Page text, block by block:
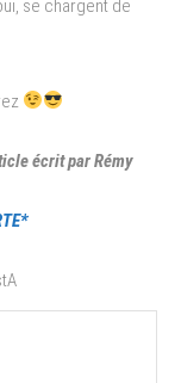
se chargent de
écrit par Rémy